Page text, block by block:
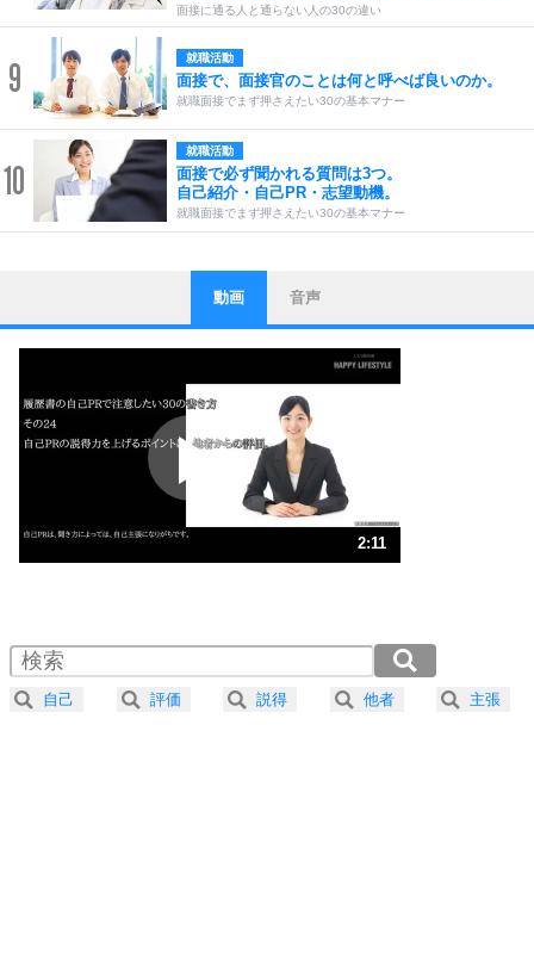
面接に通る人と通らない人の30の違い
9 就職活動
面接で、面接官のことは何と呼べば良いのか。
就職面接でまず押さえたい30の基本マナー
10
就職活動
面接で必ず聞かれる質問は3つ。
自己紹介・自己PR・志望動機。
就職面接でまず押さえたい30の基本マナー
1
ストレス対策
他人と比べない。
いっそのこと、他人を見ない。
いらいらしない人になる30の方法
ポジティブになれない原因は、行動しないから。
ポジティブ思考になる30の方法
ストレス対策
人生、なんとかなるもの。
気楽に生きる30の方法
4 器の大きい人は、怒りを優しさで表現する。
プラス思考
動画 音声
2:11
2.0倍速 （257KB 1分5秒）
2.5倍速 （206KB 52秒）
3.0倍速 （172KB 43秒）
自己 評価 説得 他者 主張